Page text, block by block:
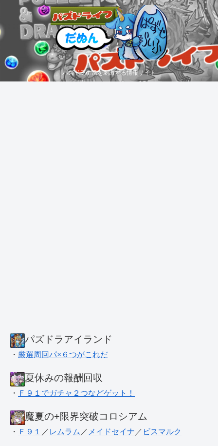
パズドラ生活を刺激する情報サイト
パズドラアイランド
・ 厳選周回パ×６つがこれだ
夏休みの報酬回収
・ Ｆ９１でガチャ２つなどゲット！
魔夏の+限界突破コロシアム
・ Ｆ９１ ／ レムラム ／ メイドセイナ ／ ビスマルク